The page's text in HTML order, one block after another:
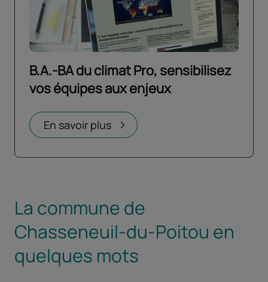
B.A.-BA du climat Pro, sensibilisez
vos équipes aux enjeux
En savoir plus
Ouvrir dans un nouvel onglet
La commune de
Chasseneuil-du-Poitou en
quelques mots